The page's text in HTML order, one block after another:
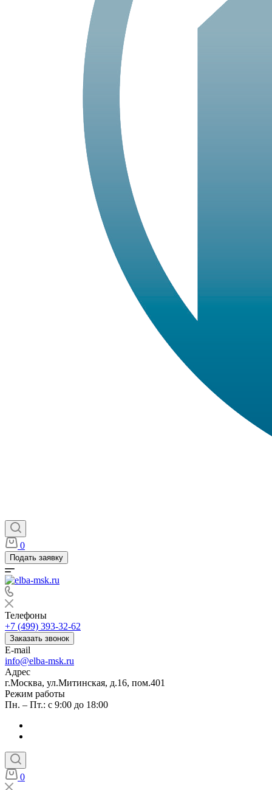
0
Подать заявку
Телефоны
+7 (499) 393-32-62
Заказать звонок
E-mail
info@elba-msk.ru
Адрес
г.Москва, ул.Митинская, д.16, пом.401
Режим работы
Пн. – Пт.: с 9:00 до 18:00
0